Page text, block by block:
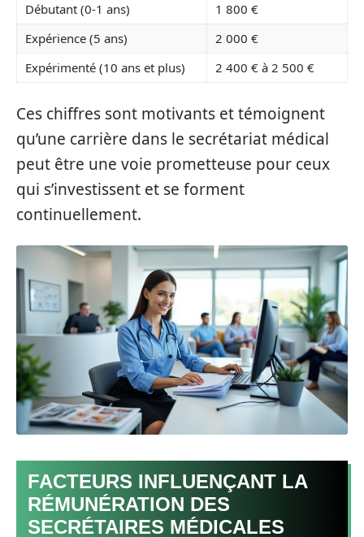
Débutant (0-1 ans)
1 800 €
Expérience (5 ans)
2 000 €
Expérimenté (10 ans et plus)
2 400 € à 2 500 €
Ces chiffres sont motivants et témoignent
qu’une carrière dans le secrétariat médical
peut être une voie prometteuse pour ceux
qui s’investissent et se forment
continuellement.
FACTEURS INFLUENÇANT LA
RÉMUNÉRATION DES
SECRÉTAIRES MÉDICALES